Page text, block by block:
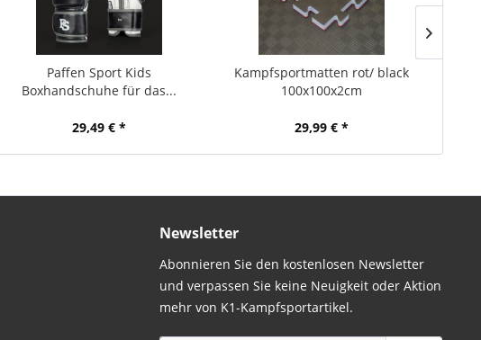
Paffen Sport Kids
Boxhandschuhe für das...
29,49 € *
Kampfsportmatten rot/ black
100x100x2cm
29,99 € *
Newsletter
Abonnieren Sie den kostenlosen Newsletter
und verpassen Sie keine Neuigkeit oder Aktion
mehr von K1-Kampfsportartikel.